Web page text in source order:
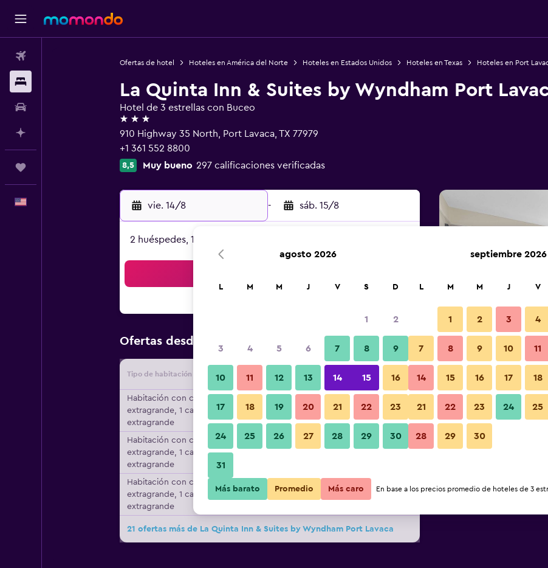
Ofertas de hotel Hoteles en América del Norte Hoteles en Estados Unidos Hoteles en Texas Hoteles en Port
La Quinta Inn & Suites by Wyndham Port
Hotel de 3 estrellas con Buceo
3 estrellas
910 Highway 35 North, Port Lavaca, TX 77979
+1 361 552 8800
8,5 Muy bueno 297 calificaciones verificadas
vie. 14/8 - sáb. 15/8
2 huéspedes, 1 habitación
Ofertas desde Oferta más barata de precio por noche
Tipo de habitación Proveedor Total noche
Habitación con cama
extragrande, 1 cama
extragrande
$100 Ver oferta
Habitación con cama
extragrande, 1 cama
extragrande
Habitación con cama
extragrande, 1 cama
extragrande
$107
21 ofertas más de La Quinta Inn & Suites by Wyndham Port Lavaca
Habitación
Fotos
agosto 2026
L M M J V S D
1 2
3 4 5 6 7 8 9
10 11 12 13 14 15 16
17 18 19 20 21 22 23
24 25 26 27 28 29 30
31
septiembre 2026
L M M J V
1 2 3 4
7 8 9 10 11
14 15 16 17 18
21 22 23 24 25
28 29 30
Más barato Promedio Más caro En base a los precios promedio de hoteles de 3